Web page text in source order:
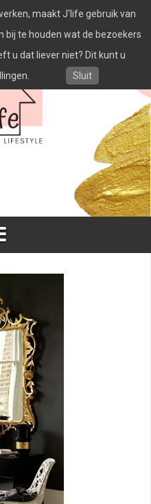
maakt J'life gebruik van
bij te houden wat de bezoekers
u dat liever niet? Dit kunt u
Sluit